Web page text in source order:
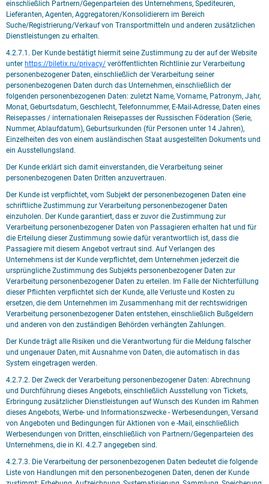
einschließlich Partnern/Gegenparteien des Unternehmens, Spediteuren,
Lieferanten, Agenten, Aggregatoren/Konsolidierern im Bereich
Suche/Registrierung/Verkauf von Transportmitteln und anderen zusätzlichen
Dienstleistungen zu erhalten.
4.2.7.1. Der Kunde bestätigt hiermit seine Zustimmung zu der auf der Website
unter https://biletix.ru/privacy/ veröffentlichten Richtlinie zur Verarbeitung
personenbezogener Daten, einschließlich der Verarbeitung seiner
personenbezogenen Daten durch das Unternehmen, einschließlich der
folgenden personenbezogenen Daten: zuletzt Name, Vorname, Patronym, Jahr,
Monat, Geburtsdatum, Geschlecht, Telefonnummer, E-Mail-Adresse, Daten eines
Reisepasses / internationalen Reisepasses der Russischen Föderation (Serie,
Nummer, Ablaufdatum), Geburtsurkunden (für Personen unter 14 Jahren),
Einzelheiten des von einem ausländischen Staat ausgestellten Dokuments und
ein Ausstellungsland.
Der Kunde erklärt sich damit einverstanden, die Verarbeitung seiner
personenbezogenen Daten Dritten anzuvertrauen.
Der Kunde ist verpflichtet, vom Subjekt der personenbezogenen Daten eine
schriftliche Zustimmung zur Verarbeitung personenbezogener Daten
einzuholen. Der Kunde garantiert, dass er zuvor die Zustimmung zur
Verarbeitung personenbezogener Daten von Passagieren erhalten hat und für
die Erteilung dieser Zustimmung sowie dafür verantwortlich ist, dass die
Passagiere mit diesem Angebot vertraut sind. Auf Verlangen des
Unternehmens ist der Kunde verpflichtet, dem Unternehmen jederzeit die
ursprüngliche Zustimmung des Subjekts personenbezogener Daten zur
Verarbeitung personenbezogener Daten zu erteilen. Im Falle der Nichterfüllung
dieser Pflichten verpflichtet sich der Kunde, alle Verluste und Kosten zu
ersetzen, die dem Unternehmen im Zusammenhang mit der rechtswidrigen
Verarbeitung personenbezogener Daten entstehen, einschließlich Bußgeldern
und anderen von den zuständigen Behörden verhängten Zahlungen.
Der Kunde trägt alle Risiken und die Verantwortung für die Meldung falscher
und ungenauer Daten, mit Ausnahme von Daten, die automatisch in das
System eingetragen werden.
4.2.7.2. Der Zweck der Verarbeitung personenbezogener Daten: Abrechnung
und Durchführung dieses Angebots, einschließlich Ausstellung von Tickets,
Erbringung zusätzlicher Dienstleistungen auf Wunsch des Kunden im Rahmen
dieses Angebots, Werbe- und Informationszwecke - Werbesendungen, Versand
von Angeboten und Bedingungen für Aktionen von e -Mail, einschließlich
Werbesendungen von Dritten, einschließlich von Partnern/Gegenparteien des
Unternehmens, die in Kl. 4.2.7 angegeben sind.
4.2.7.3. Die Verarbeitung der personenbezogenen Daten bedeutet die folgende
Liste von Handlungen mit den personenbezogenen Daten, denen der Kunde